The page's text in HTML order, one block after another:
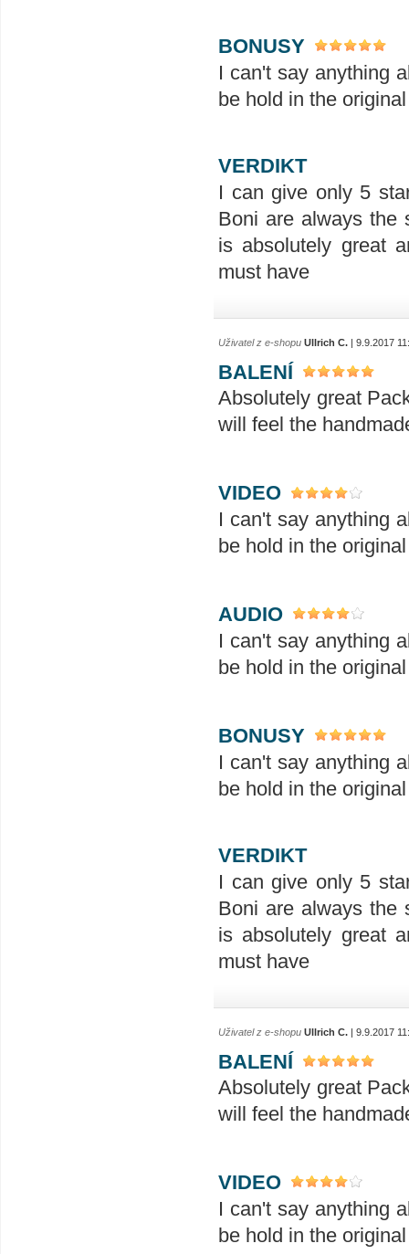
BONUSY
I can't say anything
be hold in the
VERDIKT
I can give only 5
Boni are always the
is absolutely great
must have
Uživatel z e-shopu Ullrich C. | 9.9.2017
BALENÍ
Absolutely great
will feel the
VIDEO
I can't say anything
be hold in the
AUDIO
I can't say anything
be hold in the
BONUSY
I can't say anything
be hold in the
VERDIKT
I can give only 5
Boni are always the
is absolutely great
must have
Uživatel z e-shopu Ullrich C. | 9.9.2017
BALENÍ
Absolutely great
will feel the
VIDEO
I can't say anything
be hold in the